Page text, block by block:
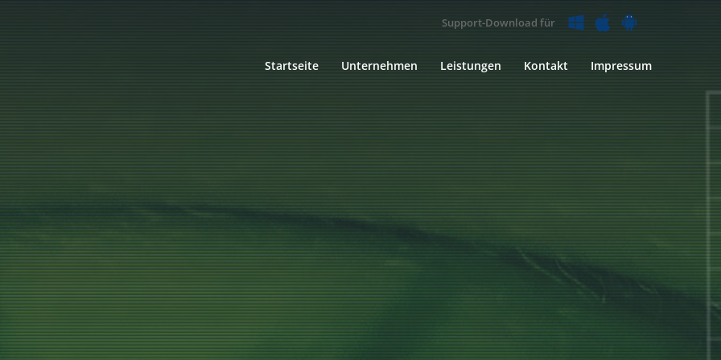
Support-Download für
Startseite Unternehmen Leistungen Kontakt Impressum